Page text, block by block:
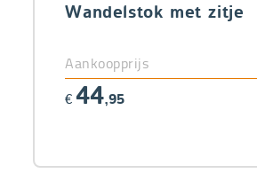
Wandelstok met zitje
Aankoopprijs
€ 44,95